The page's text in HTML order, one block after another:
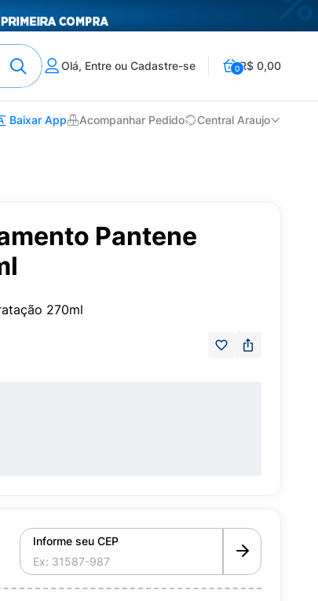
Olá, Entre ou Cadastre-se 0R$ 0,00
Baixar App Acompanhar Pedido Central Araujo
Pantene
270ml
Informe seu CEP